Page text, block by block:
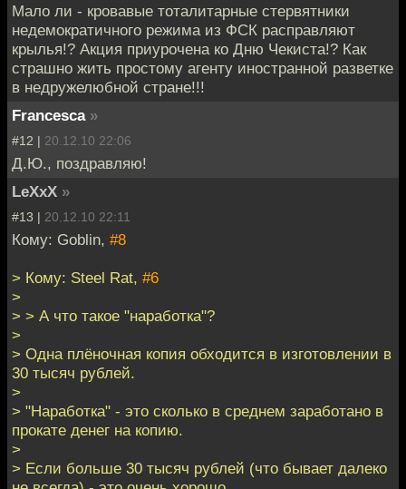
Мало ли - кровавые тоталитарные стервятники
недемократичного режима из ФСК расправляют
крылья!? Акция приурочена ко Дню Чекиста!? Как
страшно жить простому агенту иностранной разветке
в недружелюбной стране!!!
Francesca »
#12 | 20.12.10 22:06
Д.Ю., поздравляю!
LeXxX »
#13 | 20.12.10 22:11
Кому: Goblin, #8
> Кому: Steel Rat, #6
>
> > А что такое "наработка"?
>
> Одна плёночная копия обходится в изготовлении в
30 тысяч рублей.
>
> "Наработка" - это сколько в среднем заработано в
прокате денег на копию.
>
> Если больше 30 тысяч рублей (что бывает далеко